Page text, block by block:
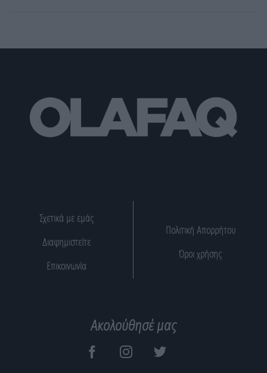
Σχετικά με εμάς
Διαφημιστείτε
Επικοινωνία
Πολιτική Απορρήτου
Όροι χρήσης
Ακολούθησέ μας